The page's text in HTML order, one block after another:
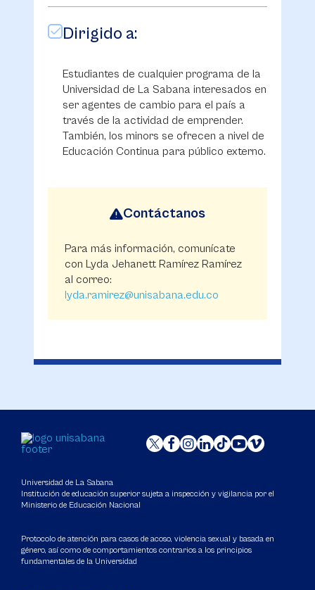
Dirigido a:
Estudiantes de cualquier programa de la
Universidad de La Sabana interesados en
ser agentes de cambio para el país a
través de la actividad de emprender.
También, los minors se ofrecen a nivel de
Educación Continua para público externo.
Contáctanos
Para más información, comunícate
con Lyda Jehanett Ramírez Ramírez
al correo:
lyda.ramirez@unisabana.edu.co
Universidad de La Sabana
Institución de educación superior sujeta a inspección y vigilancia por el
Ministerio de Educación Nacional
Protocolo de atención para casos de acoso, violencia sexual y basada en
género, así como de comportamientos contrarios a los principios
fundamentales de la Universidad